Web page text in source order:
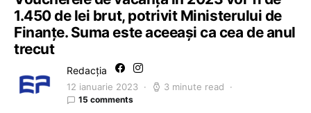
1.450 de lei brut, potrivit Ministerului de
Finanțe. Suma este aceeași ca cea de anul
trecut
Redacția
12 ianuarie 2023 3 minute read
15 comments